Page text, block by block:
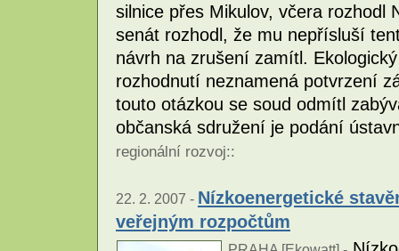
silnice přes Mikulov, včera rozhodl
senát rozhodl, že mu nepřísluší
návrh na zrušení zamítl.
rozhodnutí neznamená potvrzení
touto otázkou se soud odmítl
občanská sdružení je podání
regionální rozvoj::
22. 2. 2007 - Nízkoenergetické
veřejným rozpočtům